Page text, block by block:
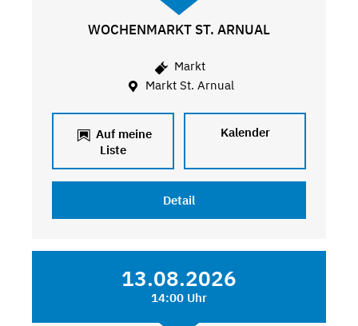
WOCHENMARKT ST. ARNUAL
Markt
Markt St. Arnual
Auf meine
Liste
Kalender
Detail
13.08.2026
14:00 Uhr